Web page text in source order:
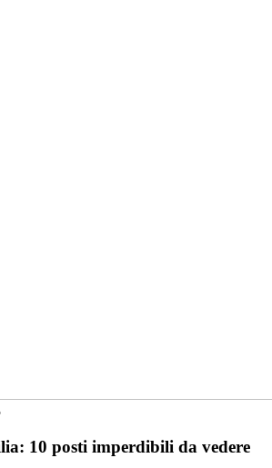
10 posti imperdibili da vedere